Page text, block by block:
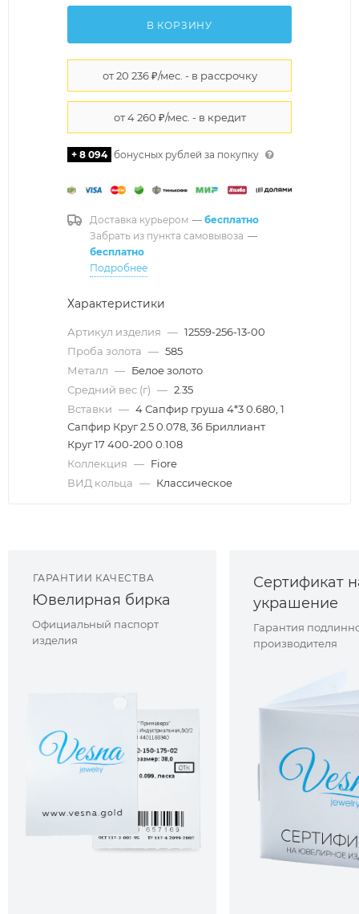
В КОРЗИНУ
+ 8 094 бонусных рублей за покупку
Доставка курьером — бесплатно
Забрать из пункта самовывоза —
бесплатно
Подробнее
Характеристики
Артикул изделия — 12559-256-13-00
Проба золота — 585
Металл — Белое золото
Средний вес (г) — 2.35
Вставки — 4 Сапфир груша 4*3 0.680, 1
Сапфир Круг 2.5 0.078, 36 Бриллиант
Круг 17 400-200 0.108
Коллекция — Fiore
ВИД кольца — Классическое
ГАРАНТИИ КАЧЕСТВА
Ювелирная бирка
Официальный паспорт
изделия
Сертификат
украшение
Гарантия
производителя